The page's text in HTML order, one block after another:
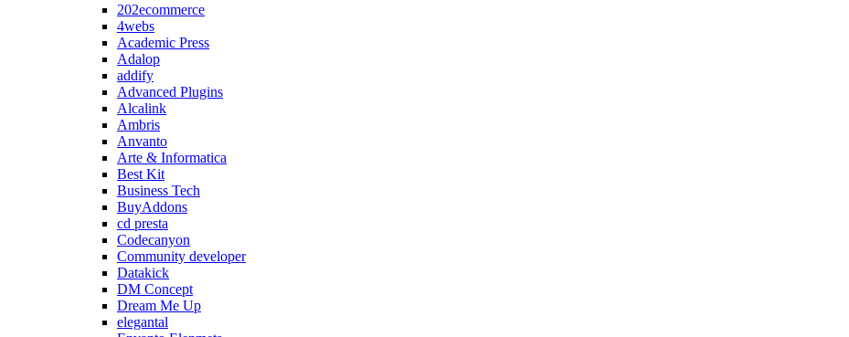
202ecommerce
4webs
Academic Press
Adalop
addify
Advanced Plugins
Alcalink
Ambris
Anvanto
Arte & Informatica
Best Kit
Business Tech
BuyAddons
cd presta
Codecanyon
Community developer
Datakick
DM Concept
Dream Me Up
elegantal